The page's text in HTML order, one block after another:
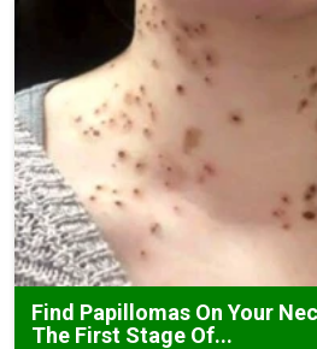
Find Papillomas On Your
The First Stage Of...